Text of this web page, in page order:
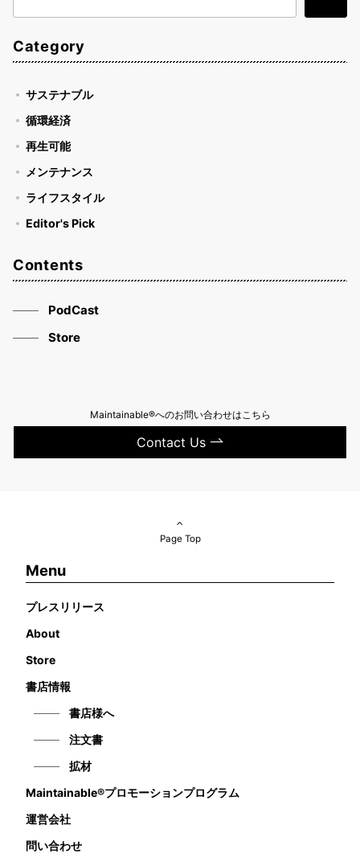
索
Category
サステナブル
循環経済
再生可能
メンテナンス
ライフスタイル
Editor's Pick
Contents
PodCast
Store
Maintainable®へのお問い合わせはこちら
Contact Us
Page Top
Menu
プレスリリース
About
Store
書店情報
書店様へ
注文書
拡材
Maintainable®プロモーションプログラム
運営会社
問い合わせ